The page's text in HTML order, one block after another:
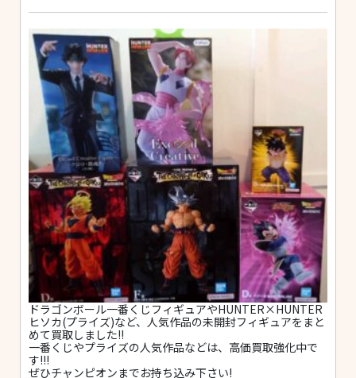
ドラゴンボール一番くじフィギュアやHUNTER×HUNTER
ヒソカ(プライズ)など、人気作品の未開封フィギュアをまと
めて買取しました!!
一番くじやプライズの人気作品などは、高価買取強化中で
す!!!
ぜひチャンピオンまでお持ち込み下さい!